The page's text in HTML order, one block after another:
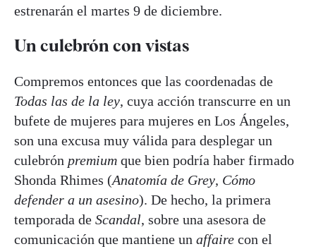
estrenarán el martes 9 de diciembre.
Un culebrón con vistas
Compremos entonces que las coordenadas de
Todas las de la ley, cuya acción transcurre en un
bufete de mujeres para mujeres en Los Ángeles,
son una excusa muy válida para desplegar un
culebrón premium que bien podría haber firmado
Shonda Rhimes (Anatomía de Grey, Cómo
defender a un asesino). De hecho, la primera
temporada de Scandal, sobre una asesora de
comunicación que mantiene un affaire con el